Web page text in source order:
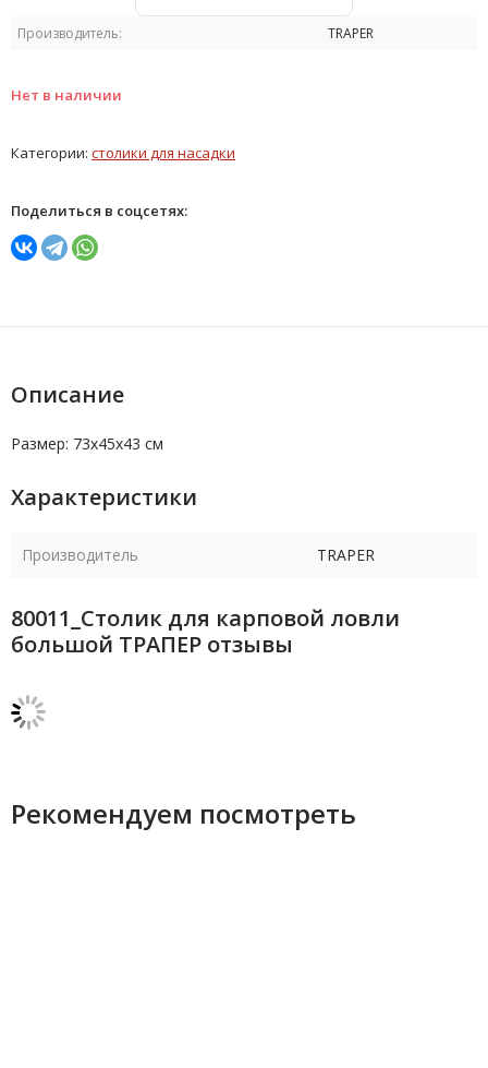
Производитель: TRAPER
Нет в наличии
Категории: столики для насадки
Поделиться в соцсетях:
Описание
Размер: 73x45x43 см
Характеристики
Производитель TRAPER
80011_Столик для карповой ловли
большой ТРАПЕР отзывы
Рекомендуем посмотреть